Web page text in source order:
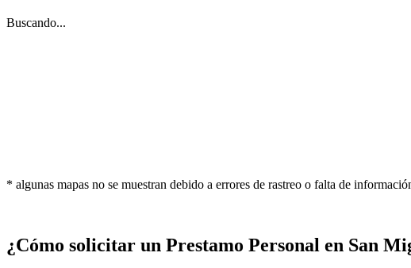
Buscando...
* algunas mapas no se muestran debido a errores de rastreo o falta de
¿Cómo solicitar un Prestamo Personal en San